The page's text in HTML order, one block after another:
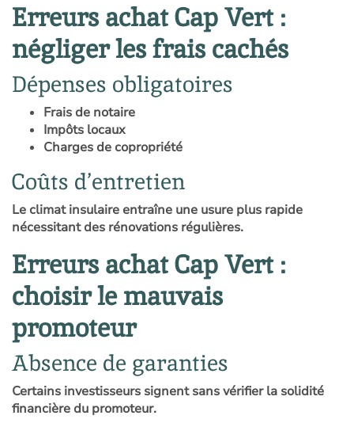
Erreurs achat Cap Vert :
négliger les frais cachés
Dépenses obligatoires
Frais de notaire
Impôts locaux
Charges de copropriété
Coûts d’entretien
Le climat insulaire entraîne une usure plus rapide
nécessitant des rénovations régulières.
Erreurs achat Cap Vert :
choisir le mauvais
promoteur
Absence de garanties
Certains investisseurs signent sans vérifier la solidité
financière du promoteur.